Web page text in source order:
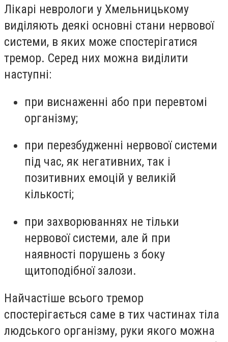
Лікарі неврологи у Хмельницькому
виділяють деякі основні стани нервової
системи, в яких може спостерігатися
тремор. Серед них можна виділити
наступні:
при виснаженні або при перевтомі
організму;
при перезбудженні нервової системи
під час, як негативних, так і
позитивних емоцій у великій
кількості;
при захворюваннях не тільки
нервової системи, але й при
наявності порушень з боку
щитоподібної залози.
Найчастіше всього тремор
спостерігається саме в тих частинах тіла
людського організму, руки якого можна